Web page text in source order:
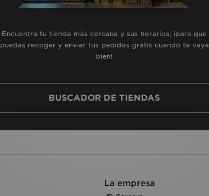
Encuentra tu tienda más cercana y sus horarios, ¡para que
puedas recoger y enviar tus pedidos gratis cuando te vaya
bien!
BUSCADOR DE TIENDAS
La empresa